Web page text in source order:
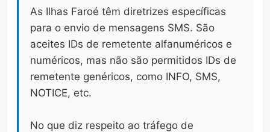
As Ilhas Faroé têm diretrizes específicas
para o envio de mensagens SMS. São
aceites IDs de remetente alfanuméricos e
numéricos, mas não são permitidos IDs de
remetente genéricos, como INFO, SMS,
NOTICE, etc.
No que diz respeito ao tráfego de